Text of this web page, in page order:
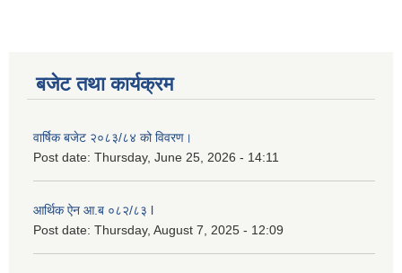
बजेट तथा कार्यक्रम
वार्षिक बजेट २०८३/८४ को विवरण।
Post date: Thursday, June 25, 2026 - 14:11
आर्थिक ऐन आ.ब ०८२/८३ l
Post date: Thursday, August 7, 2025 - 12:09